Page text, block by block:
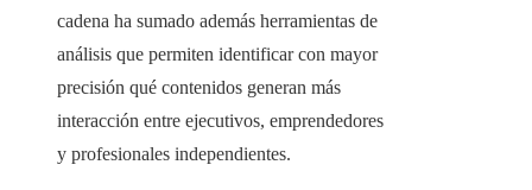
cadena ha sumado además herramientas de
análisis que permiten identificar con mayor
precisión qué contenidos generan más
interacción entre ejecutivos, emprendedores
y profesionales independientes.